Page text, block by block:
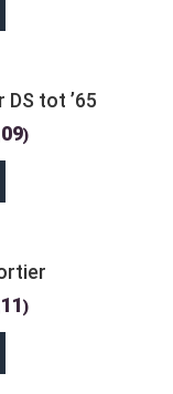
tot ’65
)
)